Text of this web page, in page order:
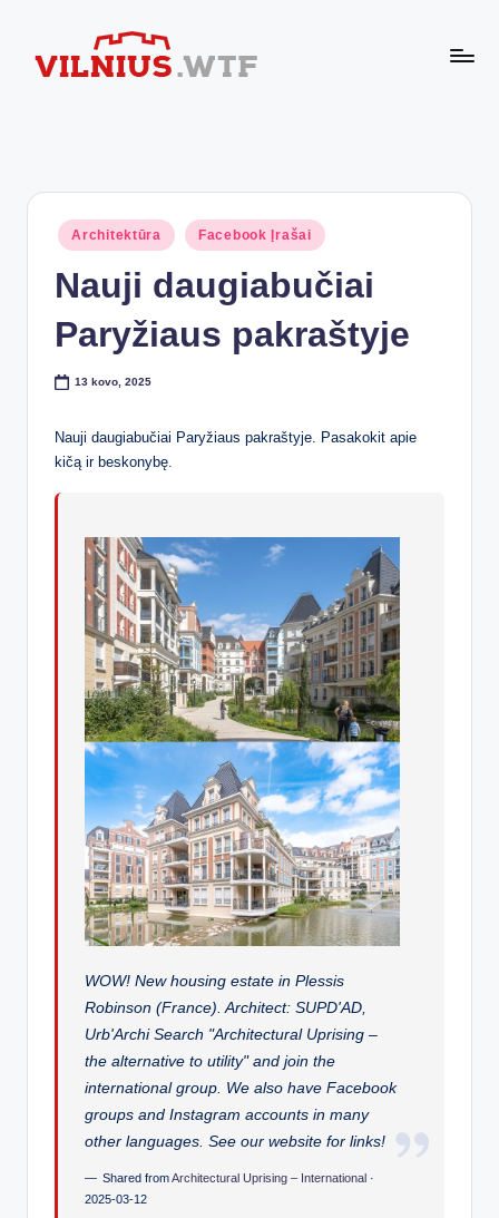
Ibuto
durimis
Posted
in
Architektūra Facebook Įrašai
Nauji daugiabučiai
Paryžiaus pakraštyje
13 kovo, 2025
Nauji daugiabučiai Paryžiaus pakraštyje. Pasakokit apie
kičą ir beskonybę.
WOW! New housing estate in Plessis
Robinson (France). Architect: SUPD'AD,
Urb'Archi Search "Architectural Uprising –
the alternative to utility" and join the
international group. We also have Facebook
groups and Instagram accounts in many
other languages. See our website for links!
Shared fromArchitectural Uprising – International ·
2025-03-12